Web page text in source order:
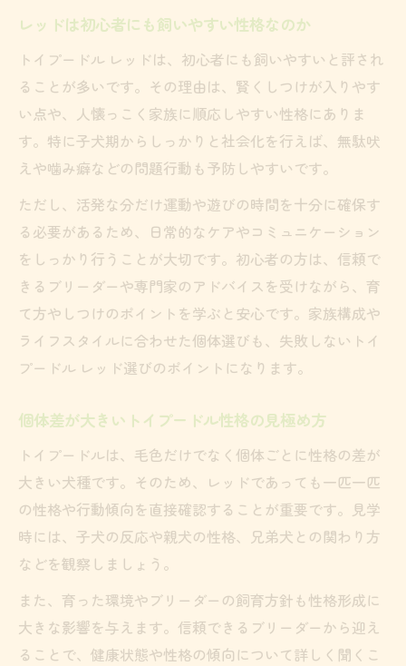
レッドは初心者にも飼いやすい性格なのか
トイプードル レッドは、初心者にも飼いやすいと評され
ることが多いです。その理由は、賢くしつけが入りやす
い点や、人懐っこく家族に順応しやすい性格にありま
す。特に子犬期からしっかりと社会化を行えば、無駄吠
えや噛み癖などの問題行動も予防しやすいです。
ただし、活発な分だけ運動や遊びの時間を十分に確保す
る必要があるため、日常的なケアやコミュニケーション
をしっかり行うことが大切です。初心者の方は、信頼で
きるブリーダーや専門家のアドバイスを受けながら、育
て方やしつけのポイントを学ぶと安心です。家族構成や
ライフスタイルに合わせた個体選びも、失敗しないトイ
プードル レッド選びのポイントになります。
個体差が大きいトイプードル性格の見極め方
トイプードルは、毛色だけでなく個体ごとに性格の差が
大きい犬種です。そのため、レッドであっても一匹一匹
の性格や行動傾向を直接確認することが重要です。見学
時には、子犬の反応や親犬の性格、兄弟犬との関わり方
などを観察しましょう。
また、育った環境やブリーダーの飼育方針も性格形成に
大きな影響を与えます。信頼できるブリーダーから迎え
ることで、健康状態や性格の傾向について詳しく聞くこ